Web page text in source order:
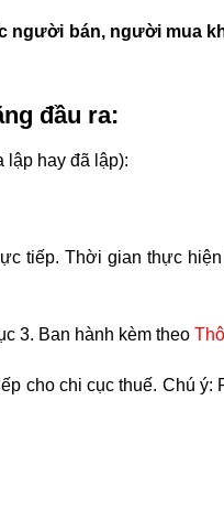
người bán, người mua
đầu ra:
lập hay đã lập):
tiếp. Thời gian thực
3. Ban hành kèm theo
cho chi cục thuế. Chú